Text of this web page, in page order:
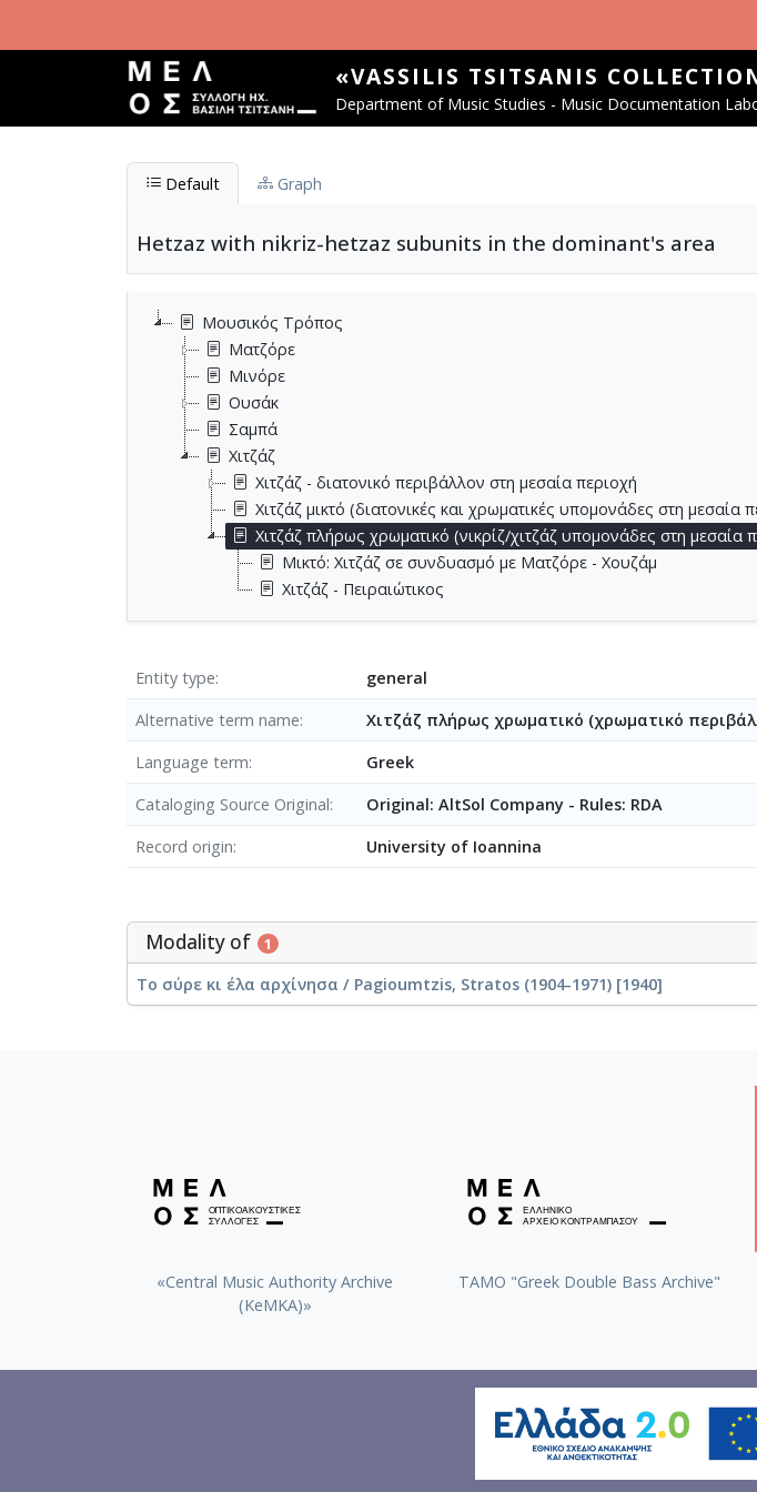
«VASSILIS TSITSANIS
Department of Music Studies - Music Documentation
Default Graph
Hetzaz with nikriz-hetzaz subunits in the dominant's area
Μουσικός Τρόπος
Ματζόρε
Μινόρε
Ουσάκ
Σαμπά
Χιτζάζ
Χιτζάζ - διατονικό περιβάλλον στη μεσαία περιοχή
Χιτζάζ μικτό (διατονικές και χρωματικές υπομονάδες στη μεσαία
Χιτζάζ πλ΄ηρως χρωματικό (νικρίζ/χιτζάζ υπομονάδες στη μεσαία
Μικτό: Χιτζάζ σε συνδυασμό με Ματζόρε - Χουζάμ
Χιτζάζ - Πειραιώτικος
Entity type
general
Alternative term name
Χιτζάζ πλ΄ηρως χρωματικό (χρωματικό
Language term
Greek
Cataloging Source Original
Original: AltSol Company - Rules: RDA
Record origin
University of Ioannina
Modality of 1
Το σύρε κι έλα αρχίνησα / Pagioumtzis, Stratos (1904-1971) [1940]
«Central Music Authority Archive
(KeMKA)»
ΤΑΜΟ "Greek Double Bass Archive"